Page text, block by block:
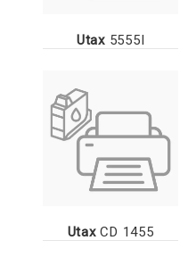
Utax5555I
UtaxCD 1455